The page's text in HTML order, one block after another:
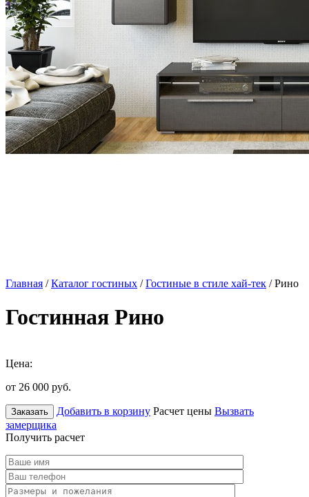
Главная /Каталог гостиных /Гостиные в стиле хай-тек / Рино
Гостинная Рино
Цена:
от 26 000 руб.
Заказать Добавить в корзину Расчет цены Вызвать
замерщика
Получить расчет